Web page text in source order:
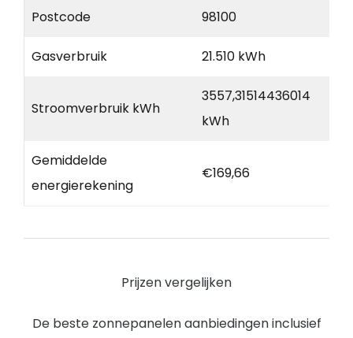
Postcode 98100
Gasverbruik 21.510 kWh
Stroomverbruik kWh
3557,31514436014
kWh
Gemiddelde
energierekening
€169,66
Prijzen vergelijken
De beste zonnepanelen aanbiedingen inclusief